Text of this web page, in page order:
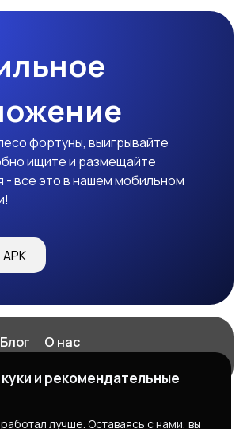
фортуны, выигрывайте
ищите и размещайте
- все это в нашем мобильном
Блог
О нас
Экспресс Заказ
и рекомендательные
лучше. Оставаясь с нами, вы